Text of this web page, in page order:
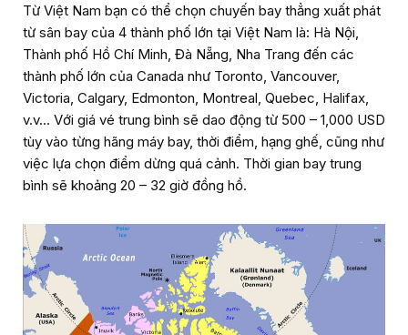
Từ Việt Nam bạn có thể chọn chuyến bay thẳng xuất phát
từ sân bay của 4 thành phố lớn tại Việt Nam là: Hà Nội,
Thành phố Hồ Chí Minh, Đà Nẵng, Nha Trang đến các
thành phố lớn của Canada như Toronto, Vancouver,
Victoria, Calgary, Edmonton, Montreal, Quebec, Halifax,
v.v… Với giá vé trung bình sẽ dao động từ 500 – 1,000 USD
tùy vào từng hãng máy bay, thời điểm, hạng ghế, cũng như
việc lựa chọn điểm dừng quá cảnh. Thời gian bay trung
bình sẽ khoảng 20 – 32 giờ đồng hồ.